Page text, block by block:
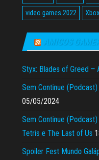
video games 2022
Xbox
AMIGOS
Styx: Blades of Greed –
Sem Continue
05/05/2024
Sem Continue
Tetris e The Last of Us
Spoiler Fest Mundo